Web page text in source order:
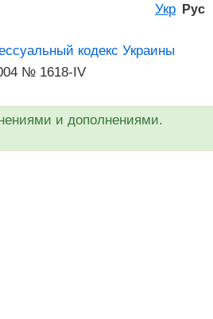
Укр Рус
кодекс Украины
№ 1618-IV
и дополнениями.